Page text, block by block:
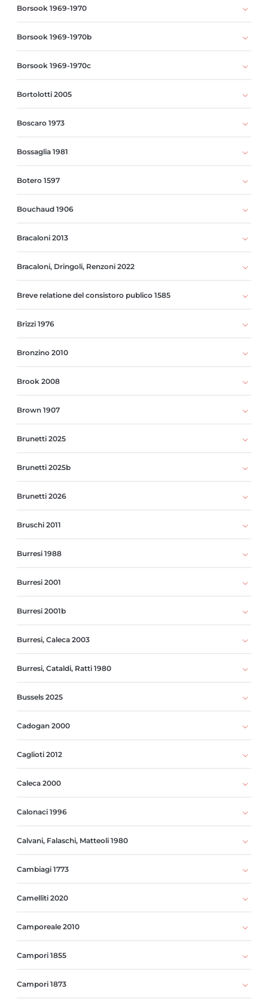
Borsook 1969-1970
Borsook 1969-1970b
Borsook 1969-1970c
Bortolotti 2005
Boscaro 1973
Bossaglia 1981
Botero 1597
Bouchaud 1906
Bracaloni 2013
Bracaloni, Dringoli, Renzoni 2022
Breve relatione del consistoro publico 1585
Brizzi 1976
Bronzino 2010
Brook 2008
Brown 1907
Brunetti 2025
Brunetti 2025b
Brunetti 2026
Bruschi 2011
Burresi 1988
Burresi 2001
Burresi 2001b
Burresi, Caleca 2003
Burresi, Cataldi, Ratti 1980
Bussels 2025
Cadogan 2000
Caglioti 2012
Caleca 2000
Calonaci 1996
Calvani, Falaschi, Matteoli 1980
Cambiagi 1773
Camelliti 2020
Camporeale 2010
Campori 1855
Campori 1873